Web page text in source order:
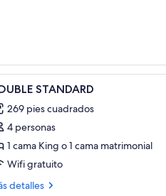
y una alfombra roja con
7 STANDARD
269 pies cuadrados
4 personas
1 cama King o 1 cama matrimonial
Wifi gratuito
detalles